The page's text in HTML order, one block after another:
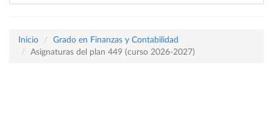
Inicio
Grado en Finanzas y Contabilidad
Asignaturas del plan 449 (curso 2026-2027)